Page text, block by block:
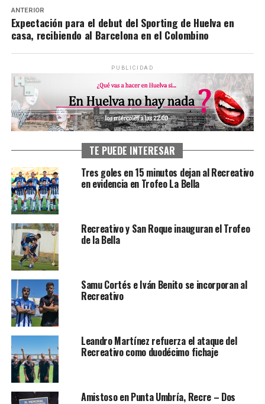
ANTERIOR
Expectación para el debut del Sporting de Huelva en
casa, recibiendo al Barcelona en el Colombino
PUBLICIDAD
TE PUEDE INTERESAR
Tres goles en 15 minutos dejan al Recreativo
en evidencia en Trofeo La Bella
Recreativo y San Roque inauguran el Trofeo
de la Bella
Samu Cortés e Iván Benito se incorporan al
Recreativo
Leandro Martínez refuerza el ataque del
Recreativo como duodécimo fichaje
Amistoso en Punta Umbría, Recre – Dos